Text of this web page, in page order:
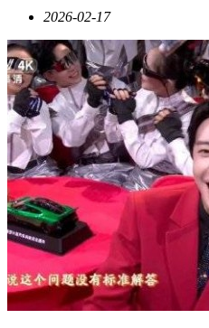
2026-02-17